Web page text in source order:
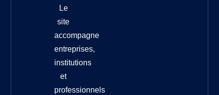
Le
site
accompagne
entreprises,
institutions
et
professionnels